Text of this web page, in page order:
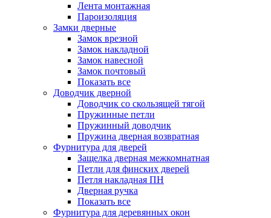
Лента монтажная
Пароизоляция
Замки дверные
Замок врезной
Замок накладной
Замок навесной
Замок почтовый
Показать все
Доводчик дверной
Доводчик со скользящей тягой
Пружинные петли
Пружинный доводчик
Пружина дверная возвратная
Фурнитура для дверей
Защелка дверная межкомнатная
Петли для финских дверей
Петля накладная ПН
Дверная ручка
Показать все
Фурнитура для деревянных окон